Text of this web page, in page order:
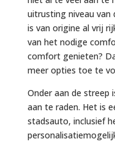
uitrusting niveau van
is van origine al vrij
van het nodige
comfort genieten?
meer opties toe te
Onder aan de streep
aan te raden. Het is
stadsauto, inclusief